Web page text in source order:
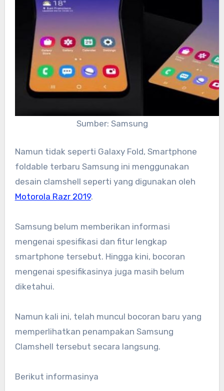
Sumber: Samsung
Namun tidak seperti Galaxy Fold, Smartphone
foldable terbaru Samsung ini menggunakan
desain clamshell seperti yang digunakan oleh
Motorola Razr 2019.
Samsung belum memberikan informasi
mengenai spesifikasi dan fitur lengkap
smartphone tersebut. Hingga kini, bocoran
mengenai spesifikasinya juga masih belum
diketahui.
Namun kali ini, telah muncul bocoran baru yang
memperlihatkan penampakan Samsung
Clamshell tersebut secara langsung.
Berikut informasinya